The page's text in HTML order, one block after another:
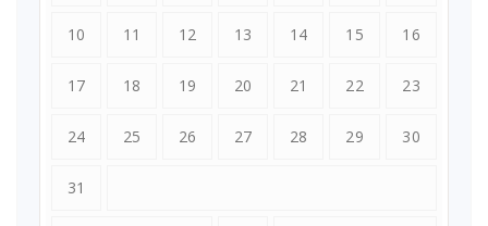
10 11 12 13 14 15 16
17 18 19 20 21 22 23
24 25 26 27 28 29 30
31